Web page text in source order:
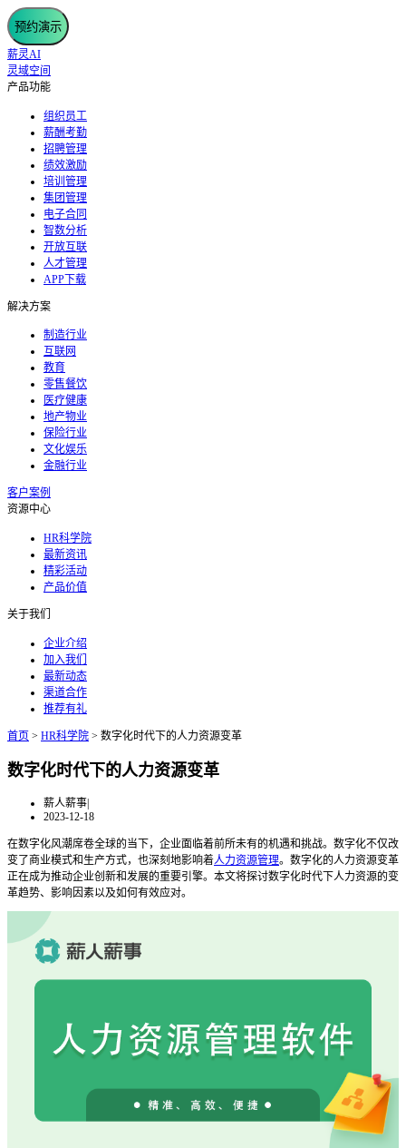
预约演示
薪灵AI
灵域空间
产品功能
组织员工
薪酬考勤
招聘管理
绩效激励
培训管理
集团管理
电子合同
智数分析
开放互联
人才管理
APP下载
解决方案
制造行业
互联网
教育
零售餐饮
医疗健康
地产物业
保险行业
文化娱乐
金融行业
客户案例
资源中心
HR科学院
最新资讯
精彩活动
产品价值
关于我们
企业介绍
加入我们
最新动态
渠道合作
推荐有礼
首页 > HR科学院 > 数字化时代下的人力资源变革
数字化时代下的人力资源变革
薪人薪事|
2023-12-18
在数字化风潮席卷全球的当下，企业面临着前所未有的机遇和挑战。数字化不仅改
变了商业模式和生产方式，也深刻地影响着人力资源管理。数字化的人力资源变革
正在成为推动企业创新和发展的重要引擎。本文将探讨数字化时代下人力资源的变
革趋势、影响因素以及如何有效应对。